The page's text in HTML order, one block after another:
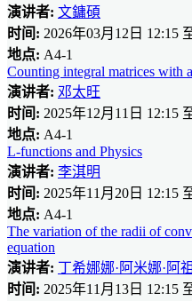
演讲者: 文鏞碩
时间: 2026年03月12日 12:15
地点: A4-1
Counting integral matrices with
演讲者: 邓太旺
时间: 2025年12月11日 12:15
地点: A4-1
L-functions and Physics
演讲者: 李淇明
时间: 2025年11月20日 12:15
地点: A4-1
The variation of the radii of
equation
演讲者: 丁希娜娜·阿米娜·阿
时间: 2025年11月13日 12:15